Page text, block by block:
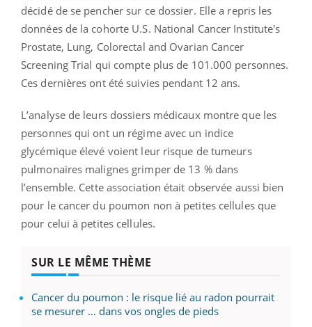
décidé de se pencher sur ce dossier. Elle a repris les
données de la cohorte U.S. National Cancer Institute's
Prostate, Lung, Colorectal and Ovarian Cancer
Screening Trial qui compte plus de 101.000 personnes.
Ces dernières ont été suivies pendant 12 ans.
L’analyse de leurs dossiers médicaux montre que les
personnes qui ont un régime avec un indice
glycémique élevé voient leur risque de tumeurs
pulmonaires malignes grimper de 13 % dans
l’ensemble. Cette association était observée aussi bien
pour le cancer du poumon non à petites cellules que
pour celui à petites cellules.
SUR LE MÊME THÈME
Cancer du poumon : le risque lié au radon pourrait
se mesurer … dans vos ongles de pieds